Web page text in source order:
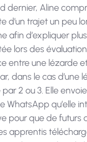
Aline
d’un trajet un peu
afin d’expliquer
lors des
entre une lézarde
dans le cas d’une
2 ou 3. Elle
qu’elle
pour que de futurs
apprentis